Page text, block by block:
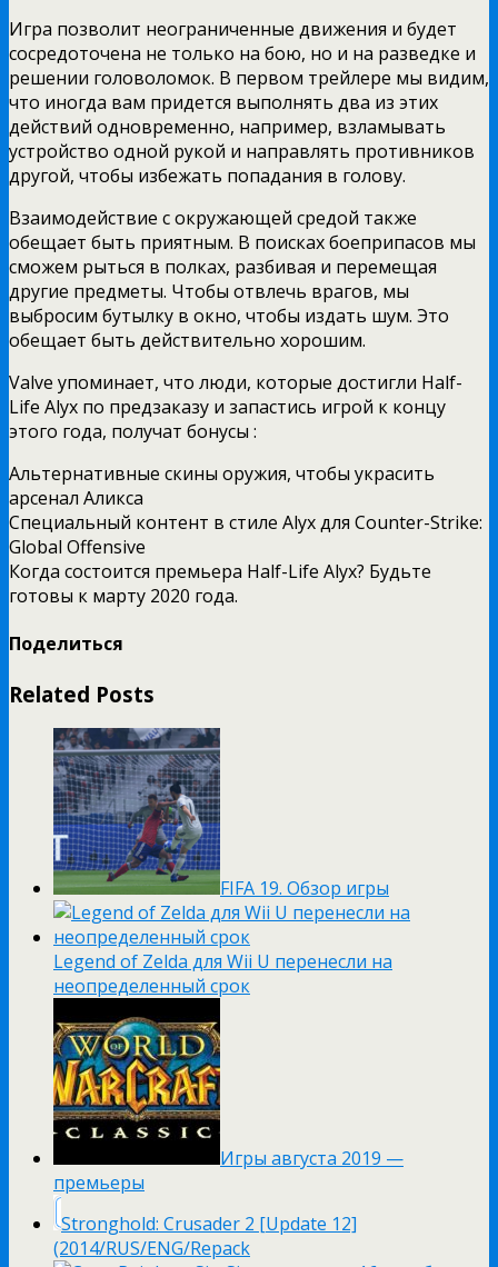
Игра позволит неограниченные движения и будет
сосредоточена не только на бою, но и на разведке и
решении головоломок. В первом трейлере мы видим,
что иногда вам придется выполнять два из этих
действий одновременно, например, взламывать
устройство одной рукой и направлять противников
другой, чтобы избежать попадания в голову.
Взаимодействие с окружающей средой также
обещает быть приятным. В поисках боеприпасов мы
сможем рыться в полках, разбивая и перемещая
другие предметы. Чтобы отвлечь врагов, мы
выбросим бутылку в окно, чтобы издать шум. Это
обещает быть действительно хорошим.
Valve упоминает, что люди, которые достигли Half-
Life Alyx по предзаказу и запастись игрой к концу
этого года, получат бонусы :
Альтернативные скины оружия, чтобы украсить
арсенал Аликса
Специальный контент в стиле Alyx для Counter-Strike:
Global Offensive
Когда состоится премьера Half-Life Alyx? Будьте
готовы к марту 2020 года.
Поделиться
Related Posts
FIFA 19. Обзор игры
Legend of Zelda для Wii U перенесли на
неопределенный срок
Игры августа 2019 —
премьеры
Stronghold: Crusader 2 [Update 12]
(2014/RUS/ENG/Repack